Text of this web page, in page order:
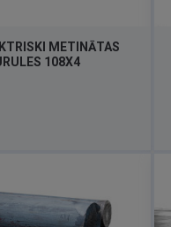
METINĀTAS
108X4